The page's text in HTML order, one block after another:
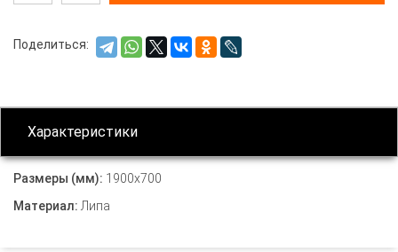
Поделиться:
Характеристики
Размеры (мм): 1900х700
Материал: Липа